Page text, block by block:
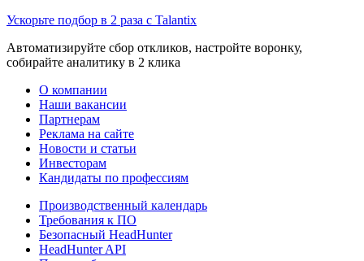
Ускорьте подбор в 2 раза с Talantix
Автоматизируйте сбор откликов, настройте воронку,
собирайте аналитику в 2 клика
О компании
Наши вакансии
Партнерам
Реклама на сайте
Новости и статьи
Инвесторам
Кандидаты по профессиям
Производственный календарь
Требования к ПО
Безопасный HeadHunter
HeadHunter API